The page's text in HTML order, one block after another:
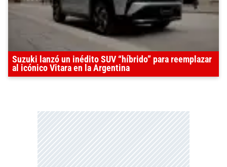
Suzuki lanzó un inédito SUV “híbrido” para reemplazar
al icónico Vitara en la Argentina